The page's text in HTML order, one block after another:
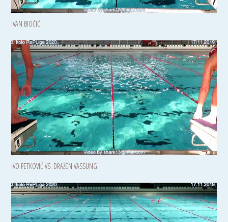
IVAN BIOČIĆ
IVO PETKOVIĆ VS. DRAŽEN VASSUNG